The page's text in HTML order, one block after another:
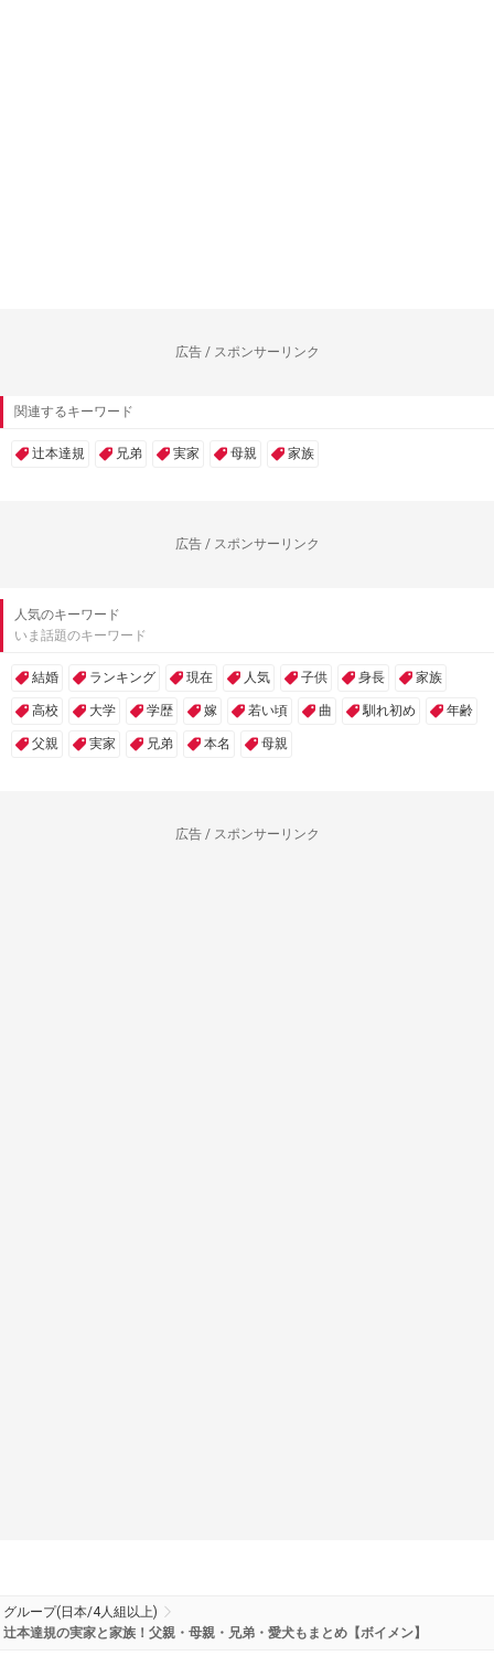
広告 / スポンサーリンク
関連するキーワード
辻本達規 兄弟 実家 母親 家族
広告 / スポンサーリンク
人気のキーワード
いま話題のキーワード
結婚 ランキング 現在 人気 子供 身長 家族
高校 大学 学歴 嫁 若い頃 曲 馴れ初め 年齢
父親 実家 兄弟 本名 母親
広告 / スポンサーリンク
グループ(日本/4人組以上)
辻本達規の実家と家族！父親・母親・兄弟・愛犬もまとめ【ボイメン】